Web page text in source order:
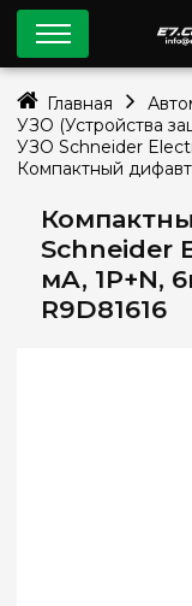
Schneider
мA, 1P+N,
R9D81616
Главная
УЗО (Устройства
УЗО Schneider